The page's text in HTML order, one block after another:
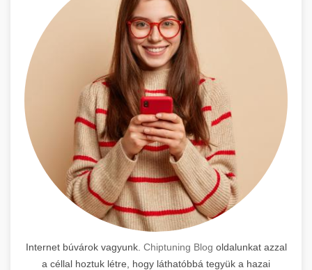
Internet búvárok vagyunk. Chiptuning Blog oldalunkat azzal
a céllal hoztuk létre, hogy láthatóbbá tegyük a hazai